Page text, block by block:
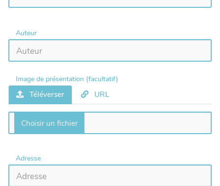
Auteur
Image de présentation (facultatif)
Téléverser URL
Adresse